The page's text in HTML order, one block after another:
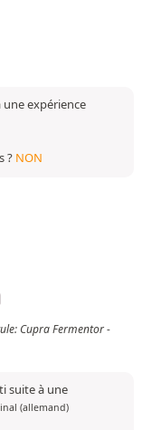
une expérience
? NON
Cupra Fermentor -
suite à une
(allemand)